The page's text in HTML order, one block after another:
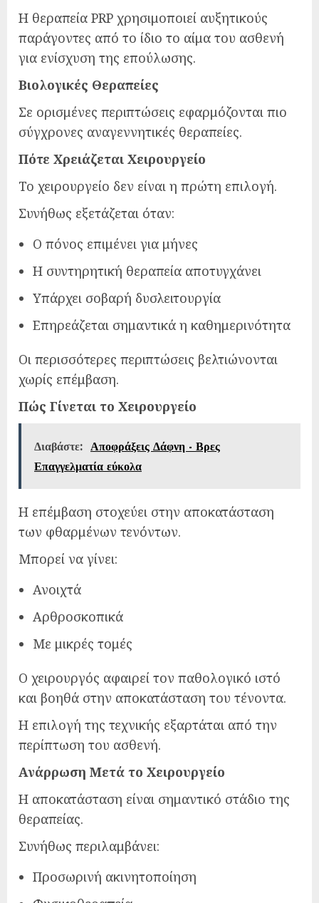
Η θεραπεία PRP χρησιμοποιεί αυξητικούς
παράγοντες από το ίδιο το αίμα του ασθενή
για ενίσχυση της επούλωσης.
Βιολογικές Θεραπείες
Σε ορισμένες περιπτώσεις εφαρμόζονται πιο
σύγχρονες αναγεννητικές θεραπείες.
Πότε Χρειάζεται Χειρουργείο
Το χειρουργείο δεν είναι η πρώτη επιλογή.
Συνήθως εξετάζεται όταν:
Ο πόνος επιμένει για μήνες
Η συντηρητική θεραπεία αποτυγχάνει
Υπάρχει σοβαρή δυσλειτουργία
Επηρεάζεται σημαντικά η καθημερινότητα
Οι περισσότερες περιπτώσεις βελτιώνονται
χωρίς επέμβαση.
Πώς Γίνεται το Χειρουργείο
Διαβάστε: Αποφράξεις Δάφνη - Βρες
Επαγγελματία εύκολα
Η επέμβαση στοχεύει στην αποκατάσταση
των φθαρμένων τενόντων.
Μπορεί να γίνει:
Ανοιχτά
Αρθροσκοπικά
Με μικρές τομές
Ο χειρουργός αφαιρεί τον παθολογικό ιστό
και βοηθά στην αποκατάσταση του τένοντα.
Η επιλογή της τεχνικής εξαρτάται από την
περίπτωση του ασθενή.
Ανάρρωση Μετά το Χειρουργείο
Η αποκατάσταση είναι σημαντικό στάδιο της
θεραπείας.
Συνήθως περιλαμβάνει:
Προσωρινή ακινητοποίηση